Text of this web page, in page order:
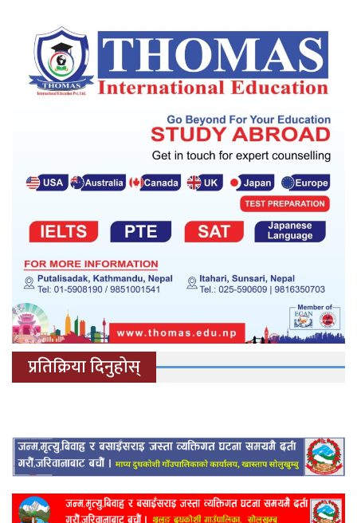
प्रतिक्रिया दिनुहोस्